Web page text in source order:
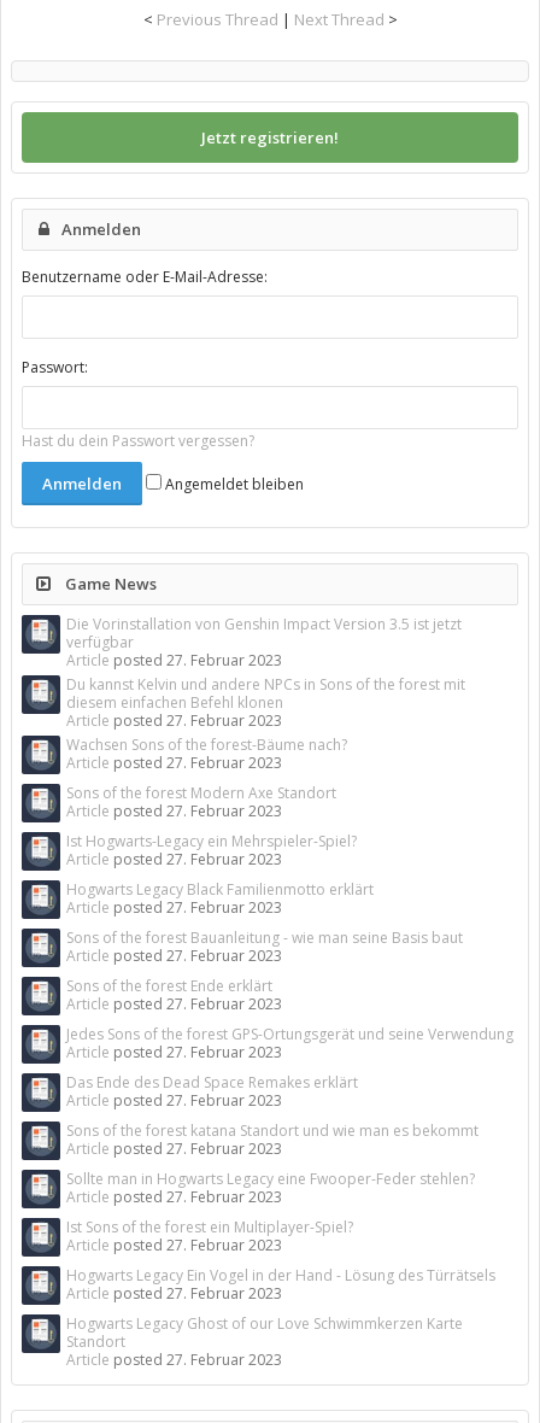
< Previous Thread | Next Thread >
Jetzt registrieren!
Anmelden
Benutzername oder E-Mail-Adresse:
Passwort:
Hast du dein Passwort vergessen?
Angemeldet bleiben
Game News
Die Vorinstallation von Genshin Impact Version 3.5 ist jetzt
verfügbar
Article posted 27. Februar 2023
Du kannst Kelvin und andere NPCs in Sons of the forest mit
diesem einfachen Befehl klonen
Article posted 27. Februar 2023
Wachsen Sons of the forest-Bäume nach?
Article posted 27. Februar 2023
Sons of the forest Modern Axe Standort
Article posted 27. Februar 2023
Ist Hogwarts-Legacy ein Mehrspieler-Spiel?
Article posted 27. Februar 2023
Hogwarts Legacy Black Familienmotto erklärt
Article posted 27. Februar 2023
Sons of the forest Bauanleitung - wie man seine Basis baut
Article posted 27. Februar 2023
Sons of the forest Ende erklärt
Article posted 27. Februar 2023
Jedes Sons of the forest GPS-Ortungsgerät und seine Verwendung
Article posted 27. Februar 2023
Das Ende des Dead Space Remakes erklärt
Article posted 27. Februar 2023
Sons of the forest katana Standort und wie man es bekommt
Article posted 27. Februar 2023
Sollte man in Hogwarts Legacy eine Fwooper-Feder stehlen?
Article posted 27. Februar 2023
Ist Sons of the forest ein Multiplayer-Spiel?
Article posted 27. Februar 2023
Hogwarts Legacy Ein Vogel in der Hand - Lösung des Türrätsels
Article posted 27. Februar 2023
Hogwarts Legacy Ghost of our Love Schwimmkerzen Karte
Standort
Article posted 27. Februar 2023